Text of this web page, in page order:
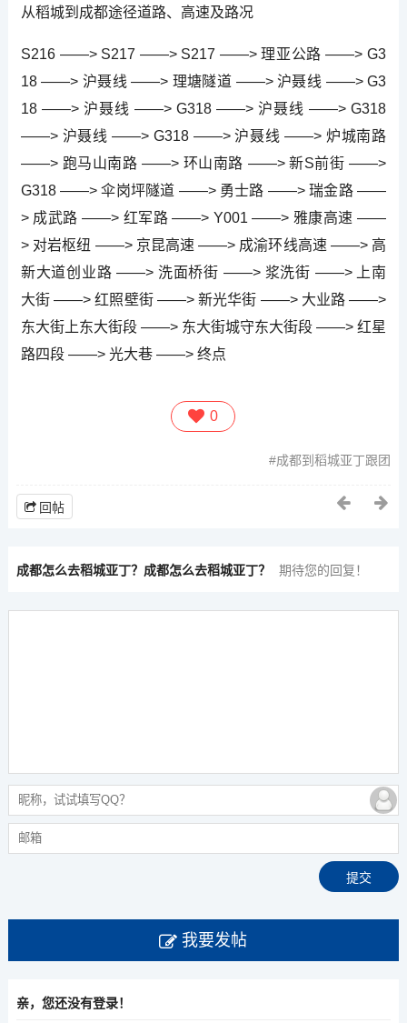
从稻城到成都途径道路、高速及路况
S216 ——> S217 ——> S217 ——> 理亚公路 ——> G3
18 ——> 沪聂线 ——> 理塘隧道 ——> 沪聂线 ——> G3
18 ——> 沪聂线 ——> G318 ——> 沪聂线 ——> G318
——> 沪聂线 ——> G318 ——> 沪聂线 ——> 炉城南路
——> 跑马山南路 ——> 环山南路 ——> 新S前街 ——>
G318 ——> 伞岗坪隧道 ——> 勇士路 ——> 瑞金路 ——
> 成武路 ——> 红军路 ——> Y001 ——> 雅康高速 ——
> 对岩枢纽 ——> 京昆高速 ——> 成渝环线高速 ——> 高
新大道创业路 ——> 洗面桥街 ——> 浆洗街 ——> 上南
大街 ——> 红照壁街 ——> 新光华街 ——> 大业路 ——>
东大街上东大街段 ——> 东大街城守东大街段 ——> 红星
路四段 ——> 光大巷 ——> 终点
0
成都到稻城亚丁跟团
回帖
成都怎么去稻城亚丁？成都怎么去稻城亚丁？ 期待您的回复！
我要发帖
亲，您还没有登录！